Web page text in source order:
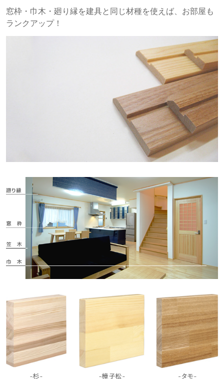
窓枠・巾木・廻り縁を建具と同じ材種を使えば、 お部屋も
ランクアップ！